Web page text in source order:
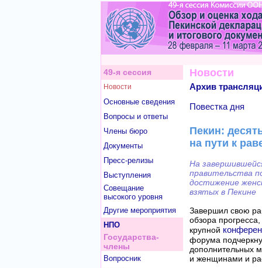
49-я сессия
Новости
Основные сведения
Вопросы и ответы
Члены бюро
Документы
Пресс-релизы
Выступления
Совещание
высокого уровня
Другие мероприятия
НПО
Государства-
члены
Вопросник
Новости
Архив
Повестка дня
Пекин:
на пути к
На
правительства
достижение
взятых в Пекине
Завершил свою
обзора
крупной
форума
дополнительных
и женщинами и